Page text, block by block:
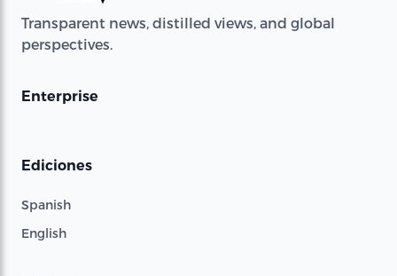
Transparent news, distilled views, and global
perspectives.
Enterprise
Ediciones
Spanish
English